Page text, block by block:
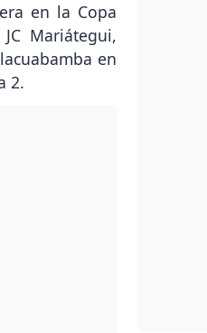
en la Copa
Mariátegui,
en
2.